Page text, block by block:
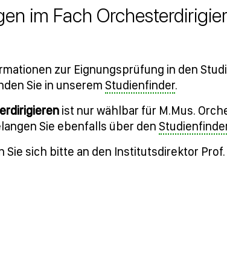
im Fach
zur Eignungsprüfung in den
Sie in unserem Studienfinder.
ist nur wählbar für M.Mus.
Sie ebenfalls über den
Sie sich bitte an den Institutsdirektor Prof.